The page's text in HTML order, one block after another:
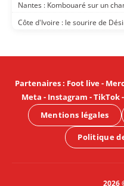
Nantes : Kombouaré sur un
Côte d'Ivoire : le sourire de
Partenaires: Foot live-
Meta - Instagram -TikTok-
Mentions légales
Politique
2026